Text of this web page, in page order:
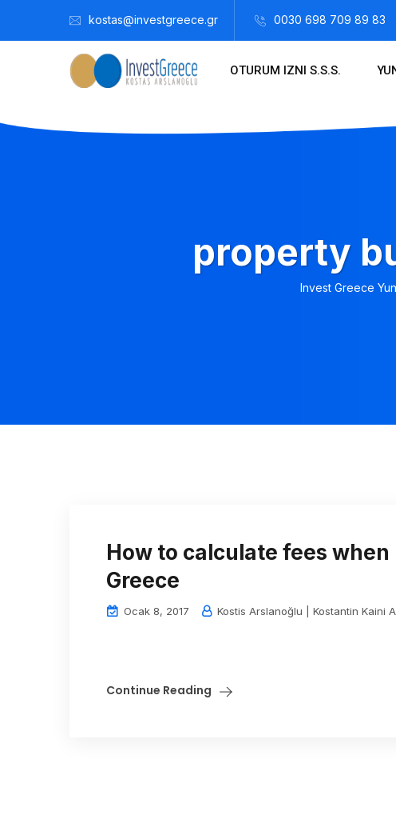
kostas@investgreece.gr 0030 698 709 89 83
OTURUM IZNI S.S.S.
property
Invest Greece
How to calculate fees
Greece
Ocak 8, 2017 Kostis Arslanoğlu | Kostantin Kaini
Continue Reading